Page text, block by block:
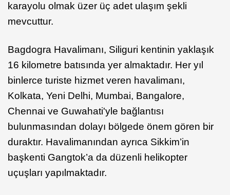
karayolu olmak üzer üç adet ulaşım şekli
mevcuttur.
Bagdogra Havalimanı, Siliguri kentinin yaklaşık
16 kilometre batısında yer almaktadır. Her yıl
binlerce turiste hizmet veren havalimanı,
Kolkata, Yeni Delhi, Mumbai, Bangalore,
Chennai ve Guwahati'yle bağlantısı
bulunmasından dolayı bölgede önem gören bir
duraktır. Havalimanından ayrıca Sikkim’in
başkenti Gangtok’a da düzenli helikopter
uçuşları yapılmaktadır.